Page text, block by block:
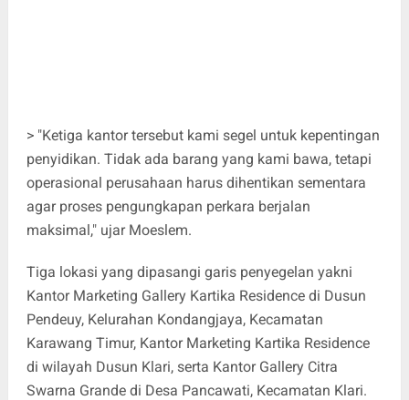
> "Ketiga kantor tersebut kami segel untuk kepentingan
penyidikan. Tidak ada barang yang kami bawa, tetapi
operasional perusahaan harus dihentikan sementara
agar proses pengungkapan perkara berjalan
maksimal," ujar Moeslem.
Tiga lokasi yang dipasangi garis penyegelan yakni
Kantor Marketing Gallery Kartika Residence di Dusun
Pendeuy, Kelurahan Kondangjaya, Kecamatan
Karawang Timur, Kantor Marketing Kartika Residence
di wilayah Dusun Klari, serta Kantor Gallery Citra
Swarna Grande di Desa Pancawati, Kecamatan Klari.